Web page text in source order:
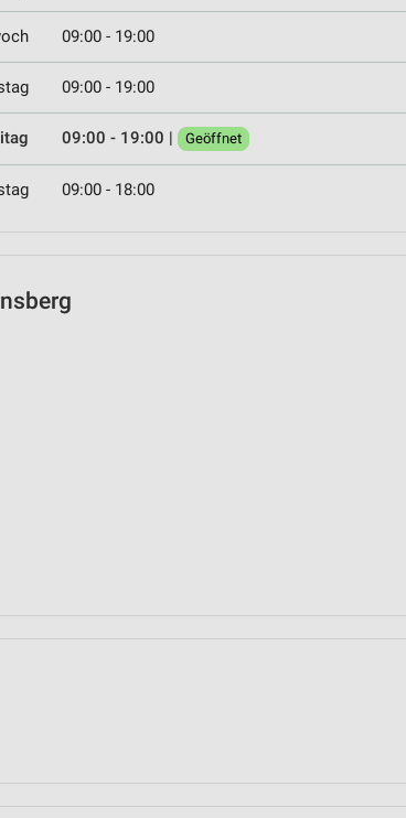
09:00 - 19:00
09:00 - 19:00
09:00 - 19:00 | Geöffnet
09:00 - 18:00